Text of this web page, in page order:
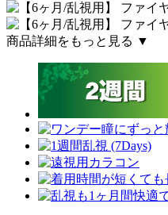
商品詳細をもっと見る ▼